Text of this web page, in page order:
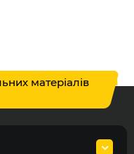
матеріалів